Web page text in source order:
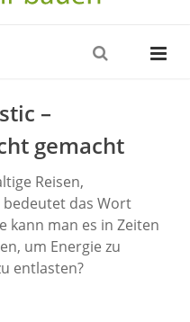
–
gemacht
Reisen,
bedeutet das Wort
kann man es in Zeiten
um Energie zu
entlasten?